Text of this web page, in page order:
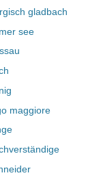
gladbach
see
maggiore